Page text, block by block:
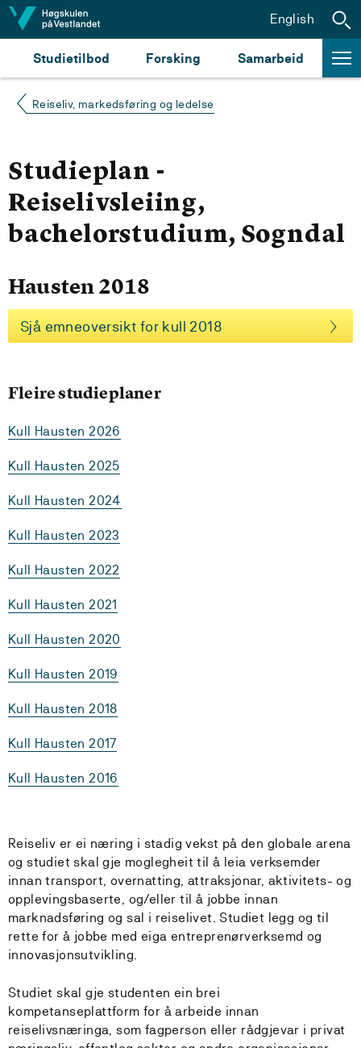
Hopp til innhald
Studietilbod Forsking Samarbeid
English
Reiseliv, markedsføring og ledelse
Studieplan -
Reiselivsleiing,
bachelorstudium, Sogndal
Hausten 2018
Sjå emneoversikt for kull 2018
Fleire studieplaner
Kull Hausten 2026
Kull Hausten 2025
Kull Hausten 2024
Kull Hausten 2023
Kull Hausten 2022
Kull Hausten 2021
Kull Hausten 2020
Kull Hausten 2019
Kull Hausten 2018
Kull Hausten 2017
Kull Hausten 2016
Reiseliv er ei næring i stadig vekst på den globale arena
og studiet skal gje moglegheit til å leia verksemder
innan transport, overnatting, attraksjonar, aktivitets- og
opplevingsbaserte, og/eller til å jobbe innan
marknadsføring og sal i reiselivet. Studiet legg og til
rette for å jobbe med eiga entreprenørverksemd og
innovasjonsutvikling.
Studiet skal gje studenten ein brei
kompetanseplattform for å arbeide innan
reiselivsnæringa, som fagperson eller rådgjevar i privat